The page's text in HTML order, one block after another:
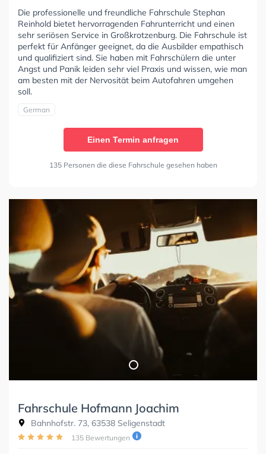
Die professionelle und freundliche Fahrschule Stephan
Reinhold bietet hervorragenden Fahrunterricht und einen
sehr seriösen Service in Großkrotzenburg. Die Fahrschule ist
perfekt für Anfänger geeignet, da die Ausbilder empathisch
und qualifiziert sind. Sie haben mit Fahrschülern die unter
Angst und Panik leiden sehr viel Praxis und wissen, wie man
am besten mit der Nervosität beim Autofahren umgehen
soll.
German
Einen Termin anfragen
135 Personen die diese Fahrschule gesehen haben
Fahrschule Hofmann Joachim
Bahnhofstr. 73, 63538 Seligenstadt
135 Bewertungen